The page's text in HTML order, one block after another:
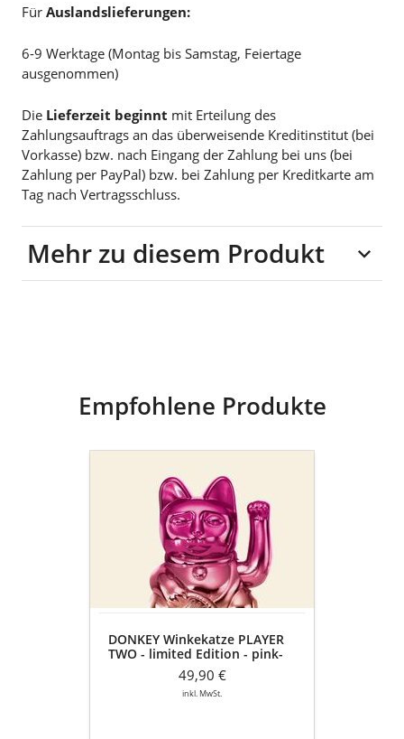
Für Auslandslieferungen:
6-9 Werktage (Montag bis Samstag, Feiertage
ausgenommen)
Die Lieferzeit beginnt mit Erteilung des
Zahlungsauftrags an das überweisende Kreditinstitut (bei
Vorkasse) bzw. nach Eingang der Zahlung bei uns (bei
Zahlung per PayPal) bzw. bei Zahlung per Kreditkarte am
Tag nach Vertragsschluss.
Mehr zu diesem Produkt
Empfohlene Produkte
Winkekatze
pink-
metallic
DONKEY Winkekatze PLAYER
TWO - limited Edition - pink-
gold metallic
49,90 €
inkl. MwSt.